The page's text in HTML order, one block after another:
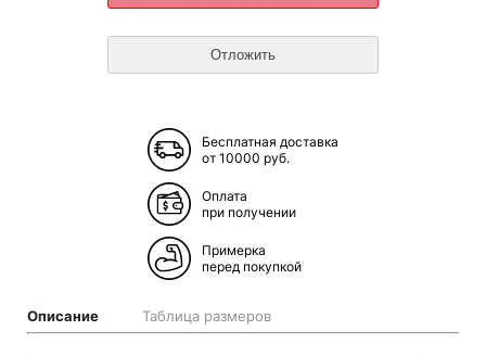
Бесплатная доставка
от 10000 руб.
Оплата
при получении
Примерка
перед покупкой
Описание Таблица размеров